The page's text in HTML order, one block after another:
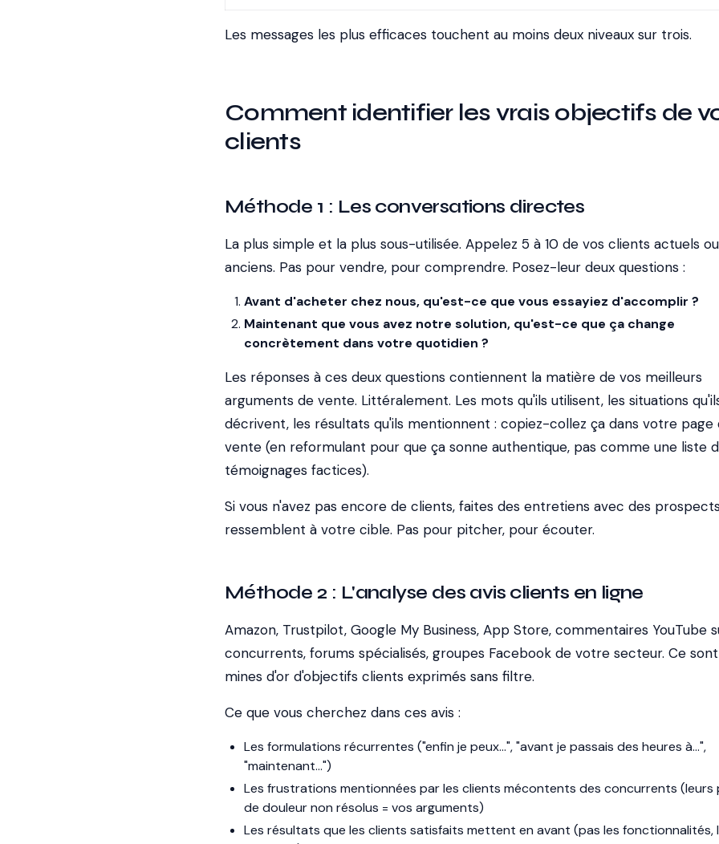
Les messages les plus efficaces touchent au moins deux niveaux sur trois.
Comment identifier les vrais objectifs de
clients
Méthode 1 : Les conversations directes
La plus simple et la plus sous-utilisée. Appelez 5 à 10 de vos clients actuels ou
anciens. Pas pour vendre, pour comprendre. Posez-leur deux questions :
Avant d'acheter chez nous, qu'est-ce que vous essayiez d'accomplir ?
Maintenant que vous avez notre solution, qu'est-ce que ça change
concrètement dans votre quotidien ?
Les réponses à ces deux questions contiennent la matière de vos meilleurs
arguments de vente. Littéralement. Les mots qu'ils utilisent, les situations
décrivent, les résultats qu'ils mentionnent : copiez-collez ça dans votre page
vente (en reformulant pour que ça sonne authentique, pas comme une liste
témoignages factices).
Si vous n'avez pas encore de clients, faites des entretiens avec des
ressemblent à votre cible. Pas pour pitcher, pour écouter.
Méthode 2 : L'analyse des avis clients en ligne
Amazon, Trustpilot, Google My Business, App Store, commentaires YouTube
concurrents, forums spécialisés, groupes Facebook de votre secteur. Ce
mines d'or d'objectifs clients exprimés sans filtre.
Ce que vous cherchez dans ces avis :
Les formulations récurrentes ("enfin je peux...", "avant je passais des heures à...",
"maintenant...")
Les frustrations mentionnées par les clients mécontents des concurrents (leurs
de douleur non résolus = vos arguments)
Les résultats que les clients satisfaits mettent en avant (pas les fonctionnalités,